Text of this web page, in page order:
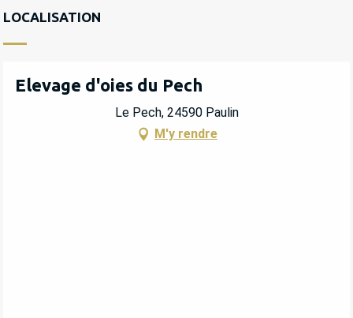
LOCALISATION
Elevage d'oies du Pech
Le Pech, 24590 Paulin
M'y rendre